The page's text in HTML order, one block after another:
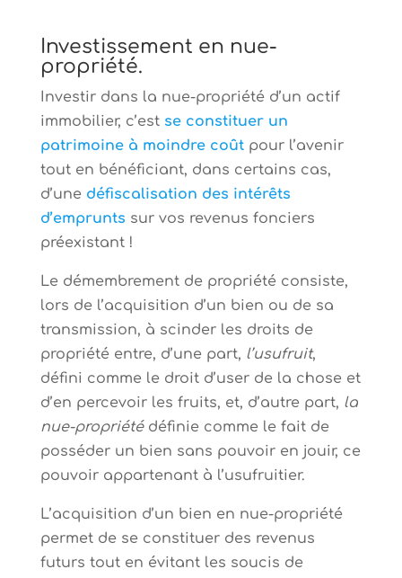
Investissement en nue-
propriété.
Investir dans la nue-propriété d’un actif
immobilier, c’est se constituer un
patrimoine à moindre coûtpour l’avenir
tout en bénéficiant, dans certains cas,
d’une défiscalisation des intérêts
d’emprunts sur vos revenus fonciers
préexistant !
Le démembrement de propriété consiste,
lors de l’acquisition d’un bien ou de sa
transmission, à scinder les droits de
propriété entre, d’une part, l’usufruit,
défini comme le droit d’user de la chose et
d’en percevoir les fruits, et, d’autre part, la
nue-propriétédéfinie comme le fait de
posséder un bien sans pouvoir en jouir, ce
pouvoir appartenant à l’usufruitier.
L’acquisition d’un bien en nue-propriété
permet de se constituer des revenus
futurs tout en évitant les soucis de